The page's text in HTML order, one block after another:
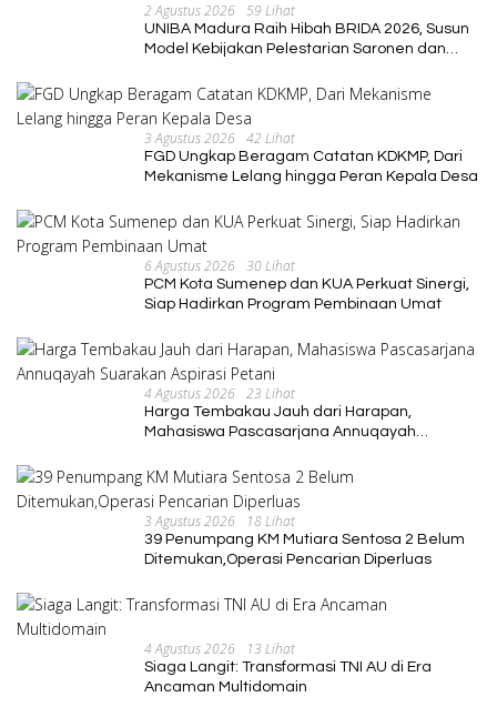
2 Agustus 2026 59 Lihat
UNIBA Madura Raih Hibah BRIDA 2026, Susun
Model Kebijakan Pelestarian Saronen dan
3 Agustus 2026 42 Lihat
FGD Ungkap Beragam Catatan KDKMP, Dari
Mekanisme Lelang hingga Peran Kepala Desa
6 Agustus 2026 30 Lihat
PCM Kota Sumenep dan KUA Perkuat Sinergi,
Siap Hadirkan Program Pembinaan Umat
4 Agustus 2026 23 Lihat
Harga Tembakau Jauh dari Harapan,
Mahasiswa Pascasarjana Annuqayah
3 Agustus 2026 18 Lihat
39 Penumpang KM Mutiara Sentosa 2 Belum
Ditemukan,Operasi Pencarian Diperluas
4 Agustus 2026 13 Lihat
Siaga Langit: Transformasi TNI AU di Era
Ancaman Multidomain